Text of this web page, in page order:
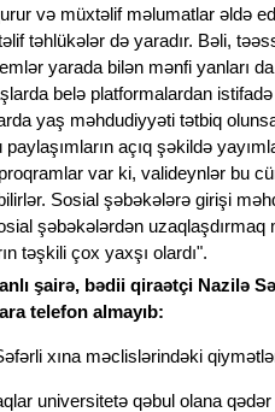
və müxtəlif məlumatlar əldə
təhlükələr də yaradır. Bəli,
yarada bilən mənfi yanları
belə platformalardan
yaş məhdudiyyəti tətbiq
açıq şəkildə
var ki, valideynlər bu
Sosial şəbəkələrə girişi
şəbəkələrdən
təşkili çox yaxşı olardı".
şairə, bədii qiraətçi Nazilə
telefon almayıb:
universitetə qəbul olana